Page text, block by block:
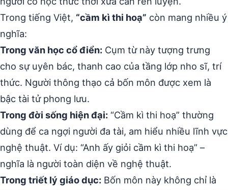
Trong tiếng Việt, “cầm kì thi hoạ” còn mang nhiều ý
nghĩa:
Trong văn học cổ điển: Cụm từ này tượng trưng
cho sự uyên bác, thanh cao của tầng lớp nho sĩ, trí
thức. Người thông thạo cả bốn môn được xem là
bậc tài tử phong lưu.
Trong đời sống hiện đại: “Cầm kì thi hoạ” thường
dùng để ca ngợi người đa tài, am hiểu nhiều lĩnh vực
nghệ thuật. Ví dụ: “Anh ấy giỏi cầm kì thi hoạ” –
nghĩa là người toàn diện về nghệ thuật.
Trong triết lý giáo dục: Bốn môn này không chỉ là